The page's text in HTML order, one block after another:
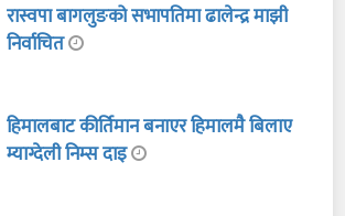
रास्वपा बागलुङको सभापतिमा ढालेन्द्र माझी
निर्वाचित
हिमालबाट कीर्तिमान बनाएर हिमालमै बिलाए
म्याग्देली निम्स दाइ